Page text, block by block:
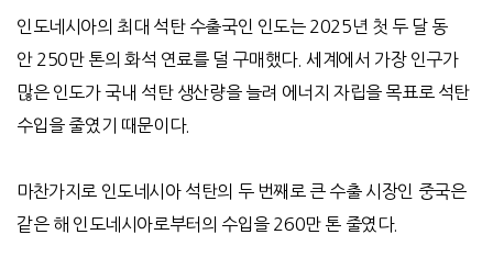
인도네시아의 최대 석탄 수출국인 인도는 2025년 첫 두 달 동
안 250만 톤의 화석 연료를 덜 구매했다. 세계에서 가장 인구가
많은 인도가 국내 석탄 생산량을 늘려 에너지 자립을 목표로 석탄
수입을 줄였기 때문이다.
마찬가지로 인도네시아 석탄의 두 번째로 큰 수출 시장인 중국은
같은 해 인도네시아로부터의 수입을260만 톤 줄였다.